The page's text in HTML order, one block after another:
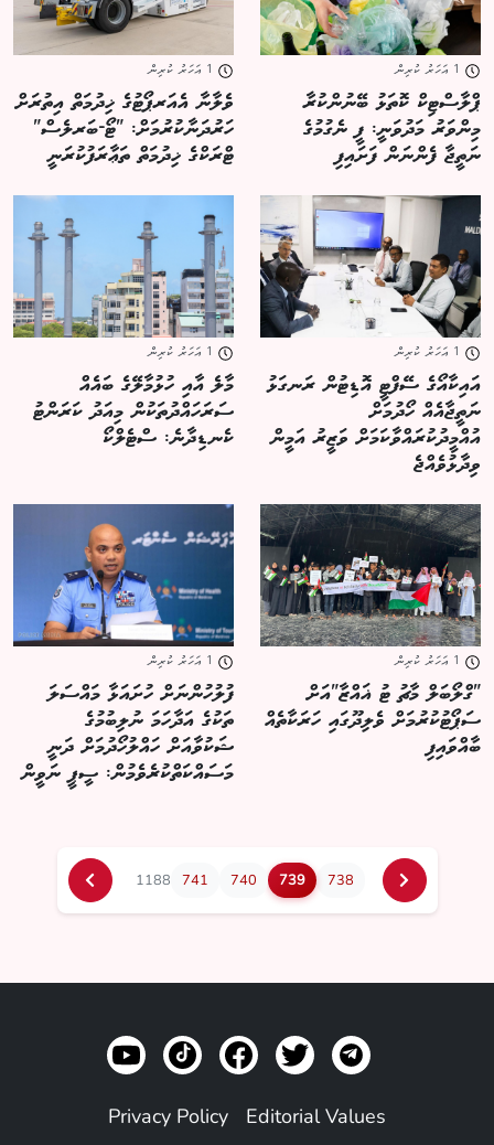
ޕްލާސްޓިކް ކޮތަޅު ބޭނުންކުރާ
މިންވަރު މަދުވަނީ: ފީ ނެގުމުގެ
ނަތީޖާ ފެންނަން ފަށައިފި
ވެލާނާ އެއަރޕޯޓުގެ ޚިދުމަތް އިތުރަށް
ހަރުދަނާކުރުމަށް: "ޓޯ-ބަރލެސް"
ޓްރަކްގެ ޚިދުމަތް ތަޢާރަފުކުރަނީ
އައިކާއޯގެ ސޭފްޓީ އޮޑިޓުން ރަނގަޅު
ނަތީޖާއެއް ހޯދުމަށް
އުއްމީދުކުރައްވާކަމަށް ވަޒީރު އަމީން
ވިދާޅުވެއްޖެ
މާލެ އާއި ހުޅުމާލޭގެ ބައެއް
ސަރަހައްދުތަކުން މިއަދު ކަރަންޓު
ކެނޑިދާނެ: ސްޓެލްކޯ
"ގްލޯބަލް މާޗު ޓު ޣައްޒާ"އަށް
ސަޕޯޓުކުރުމަށް ވެލިދޫގައި ހަރަކާތެއް
ބާއްވައިފި
ފުލުހުންނަށް ހުށައަޅާ މައްސަލަ
ތަކުގެ އަދާހަމަ ނުލިބުމުގެ
ޝަކުވާއަށް ހައްލުހޯދުމަށް ދަނީ
މަސައްކަތްކުރެވެމުން: ސީޕީ ނަވީން
738
739
740
741
1188
Editorial Values
Privacy Policy